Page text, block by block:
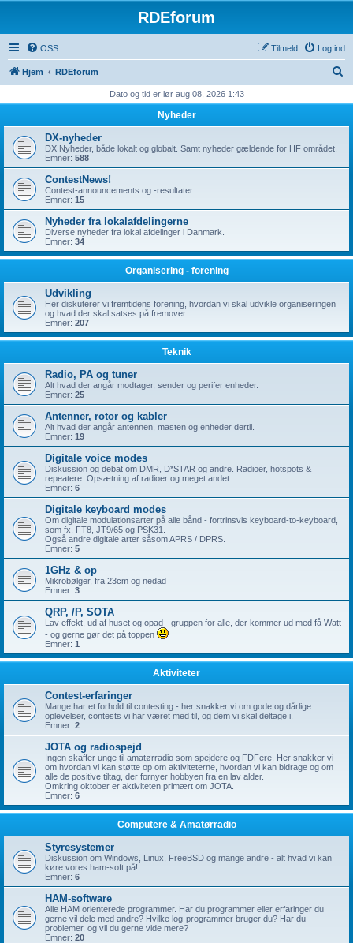
RDEforum
OSS Log ind
Tilmeld
Hjem RDEforum
Dato og tid er lør aug 08, 2026 1:43
Nyheder
DX-nyheder
DX Nyheder, både lokalt og globalt. Samt nyheder gældende for HF området.
Emner: 588
ContestNews!
Contest-announcements og -resultater.
Emner: 15
Nyheder fra lokalafdelingerne
Diverse nyheder fra lokal afdelinger i Danmark.
Emner: 34
Organisering - forening
Udvikling
Her diskuterer vi fremtidens forening, hvordan vi skal udvikle organiseringen
og hvad der skal satses på fremover.
Emner: 207
Teknik
Radio, PA og tuner
Alt hvad der angår modtager, sender og perifer enheder.
Emner: 25
Antenner, rotor og kabler
Alt hvad der angår antennen, masten og enheder dertil.
Emner: 19
Digitale voice modes
Diskussion og debat om DMR, D*STAR og andre. Radioer, hotspots &
repeatere. Opsætning af radioer og meget andet
Emner: 6
Digitale keyboard modes
Om digitale modulationsarter på alle bånd - fortrinsvis keyboard-to-keyboard,
som fx. FT8, JT9/65 og PSK31.
Også andre digitale arter såsom APRS / DPRS.
Emner: 5
1GHz & op
Mikrobølger, fra 23cm og nedad
Emner: 3
QRP, /P, SOTA
Lav effekt, ud af huset og opad - gruppen for alle, der kommer ud med få Watt
- og gerne gør det på toppen
Emner: 1
Aktiviteter
Contest-erfaringer
Mange har et forhold til contesting - her snakker vi om gode og dårlige
oplevelser, contests vi har været med til, og dem vi skal deltage i.
Emner: 2
JOTA og radiospejd
Ingen skaffer unge til amatørradio som spejdere og FDFere. Her snakker vi
om hvordan vi kan støtte op om aktiviteterne, hvordan vi kan bidrage og om
alle de positive tiltag, der fornyer hobbyen fra en lav alder.
Omkring oktober er aktiviteten primært om JOTA.
Emner: 6
Computere & Amatørradio
Styresystemer
Diskussion om Windows, Linux, FreeBSD og mange andre - alt hvad vi kan
køre vores ham-soft på!
Emner: 6
HAM-software
Alle HAM orienterede programmer. Har du programmer eller erfaringer du
gerne vil dele med andre? Hvilke log-programmer bruger du? Har du
problemer, og vil du gerne vide mere?
Emner: 20